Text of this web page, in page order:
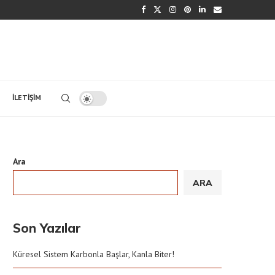
İLETIŞIM
Ara
ARA
Son Yazılar
Küresel Sistem Karbonla Başlar, Kanla Biter!